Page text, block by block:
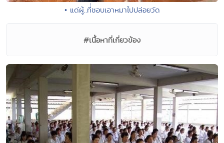
• แด่ผู้..ที่่ชอบเอาหมาไปปล่อยวัด
#เนื้อหาที่เกี่ยวข้อง